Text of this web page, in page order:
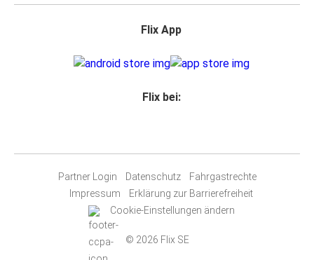
Flix App
Flix bei:
Partner Login Datenschutz
Fahrgastrechte
Impressum
Erklärung zur Barrierefreiheit
Cookie-Einstellungen ändern
© 2026 Flix SE